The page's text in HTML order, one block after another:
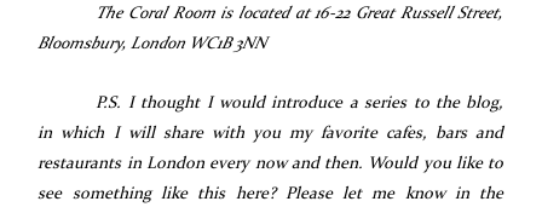
The Coral Room is located at 16-22 Great Russell Street,
Bloomsbury, London WC1B 3NN
P.S. I thought I would introduce a series to the blog,
in which I will share with you my favorite cafes, bars and
restaurants in London every now and then. Would you like to
see something like this here? Please let me know in the